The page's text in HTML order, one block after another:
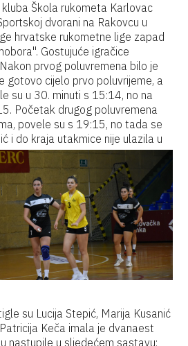
Škola rukometa Karlovac
dvorani na Rakovcu u
hrvatske rukometne lige zapad
Gostujuće igračice
prvog poluvremena bilo je
gotovo cijelo prvo poluvrijeme, a
su u 30. minuti s 15:14, no na
Početak drugog poluvremena
povele su s 19:15, no tada se
i do kraja utakmice nije ulazila u
su Lucija Stepić, Marija Kusanić
Keča imala je dvanaest
nastupile u sljedećem sastavu: